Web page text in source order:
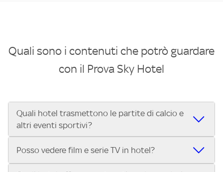
Quali sono i contenuti che potrò guardare
con il Prova Sky Hotel
Quali hotel trasmettono le partite di calcio e
altri eventi sportivi?
Se cerchi un hotel dove poter vedere le partite di Serie A,
Posso vedere film e serie TV in hotel?